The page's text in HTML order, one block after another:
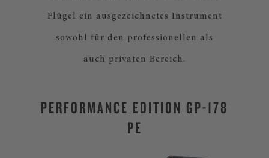
Flügel ein ausgezeichnetes Instrument
sowohl für den professionellen als
auch privaten Bereich.
PERFORMANCE EDITION GP-178
PE